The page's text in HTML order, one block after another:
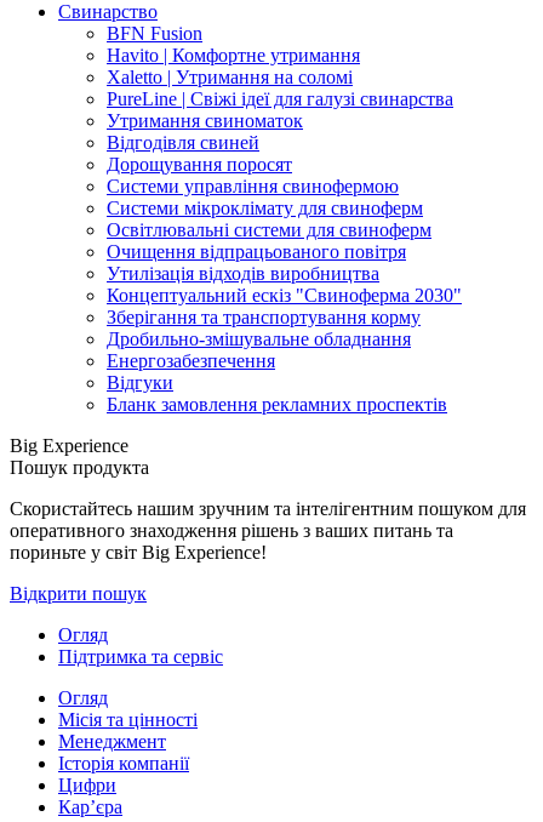
Свинарство
BFN Fusion
Havito | Комфортне утримання
Xaletto | Утримання на соломі
PureLine | Свіжі ідеї для галузі свинарства
Утримання свиноматок
Відгодівля свиней
Дорощування поросят
Системи управління свинофермою
Системи мікроклімату для свиноферм
Освітлювальні системи для свиноферм
Очищення відпрацьованого повітря
Утилізація відходів виробництва
Концептуальний ескіз "Свиноферма 2030"
Зберігання та транспортування корму
Дробильно-змішувальне обладнання
Енергозабезпечення
Відгуки
Бланк замовлення рекламних проспектів
Big Experience
Пошук продукта
Скористайтесь нашим зручним та інтелігентним пошуком для
оперативного знаходження рішень з ваших питань та
пориньте у світ Big Experience!
Відкрити пошук
Огляд
Підтримка та сервіс
Огляд
Місія та цінності
Менеджмент
Історія компанії
Цифри
Кар’єра